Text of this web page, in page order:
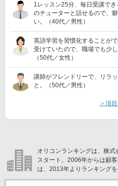
1レッスン25分、毎日受講で
のチューターと話せるので、
い。（40代／男性）
英語学習を習慣化することが
受けていたので、職場でも少
（50代／女性）
講師がフレンドリーで、リラ
と。（50代／男性）
＞項
オリコンランキングは、株
スタート。2006年からは顧
は、2013年よりランキングを